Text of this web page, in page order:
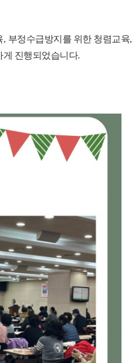
, 부정수급방지를 위한 청렴교육,
게 진행되었습니다.